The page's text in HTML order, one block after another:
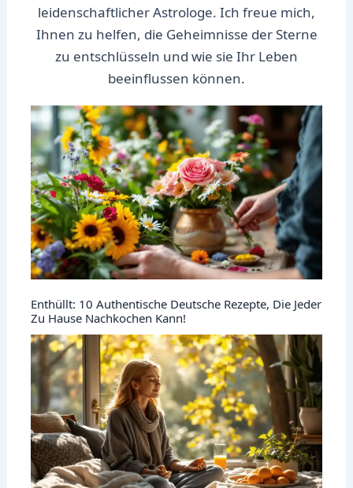
leidenschaftlicher Astrologe. Ich freue mich,
Ihnen zu helfen, die Geheimnisse der Sterne
zu entschlüsseln und wie sie Ihr Leben
beeinflussen können.
Enthüllt: 10 Authentische Deutsche Rezepte, Die Jeder
Zu Hause Nachkochen Kann!